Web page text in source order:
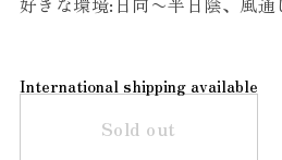
International shipping available
Sold out